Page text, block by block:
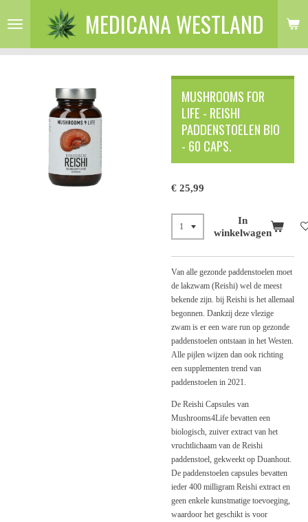
direct
de
MEDICANA WESTLAND
MUSHROOMS FOR
LIFE - REISHI
PADDENSTOELEN BIO
- 60 CAPS.
€ 25,99
In
winkelwagen
Van alle gezonde paddenstoelen moet
de lakzwam (Reishi) wel de meest
bekende zijn. bij Reishi is het allemaal
begonnen. Dankzij deze vlezige
zwam is er een ware run op gezonde
paddenstoelen ontstaan in het Westen.
Alle pijlen wijzen dan ook richting
een supplementen trend van
paddenstoelen in 2021.
De Reishi Capsules van
Mushrooms4Life bevatten een
biologisch, zuiver extract van het
vruchtlichaam van de Reishi
paddenstoel, gekweekt op Duanhout.
De paddenstoelen capsules bevatten
ieder 400 milligram Reishi extract en
geen enkele kunstmatige toevoeging,
waardoor het geschikt is voor